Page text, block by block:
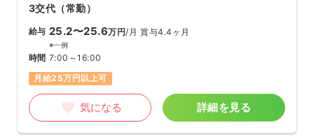
3交代（常勤）
給与 25.2〜25.6万円/月 賞与4.4ヶ月
※一例
時間 7:00～16:00
月給25万円以上可
気になる 詳細を見る